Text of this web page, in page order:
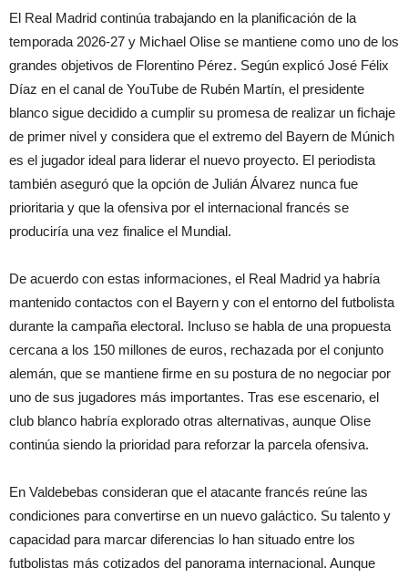
El Real Madrid continúa trabajando en la planificación de la
temporada 2026-27 y Michael Olise se mantiene como uno de los
grandes objetivos de Florentino Pérez. Según explicó José Félix
Díaz en el canal de YouTube de Rubén Martín, el presidente
blanco sigue decidido a cumplir su promesa de realizar un fichaje
de primer nivel y considera que el extremo del Bayern de Múnich
es el jugador ideal para liderar el nuevo proyecto. El periodista
también aseguró que la opción de Julián Álvarez nunca fue
prioritaria y que la ofensiva por el internacional francés se
produciría una vez finalice el Mundial.
De acuerdo con estas informaciones, el Real Madrid ya habría
mantenido contactos con el Bayern y con el entorno del futbolista
durante la campaña electoral. Incluso se habla de una propuesta
cercana a los 150 millones de euros, rechazada por el conjunto
alemán, que se mantiene firme en su postura de no negociar por
uno de sus jugadores más importantes. Tras ese escenario, el
club blanco habría explorado otras alternativas, aunque Olise
continúa siendo la prioridad para reforzar la parcela ofensiva.
En Valdebebas consideran que el atacante francés reúne las
condiciones para convertirse en un nuevo galáctico. Su talento y
capacidad para marcar diferencias lo han situado entre los
futbolistas más cotizados del panorama internacional. Aunque